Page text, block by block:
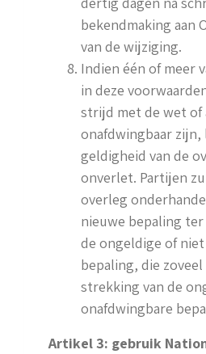
bekendmaking aan
van de wijziging.
Indien één of meer
in deze
strijd met de wet of
onafdwingbaar zijn,
geldigheid van de
onverlet. Partijen
overleg
nieuwe bepaling
de ongeldige of
bepaling, die
strekking van de
onafdwingbare
Artikel 3: gebruik